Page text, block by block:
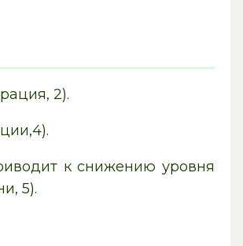
2).
к снижению уровня
5).